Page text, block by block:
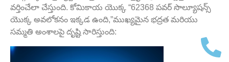
వర్తించేలా చేస్తుంది. కోమికాయ యొక్క “62368 పవర్ సొల్యూషన్స్
యొక్క అవలోకనం ఇక్కడ ఉంది,”ముఖ్యమైన భద్రత మరియు
సమ్మతి అంశాలపై దృష్టి సారిస్తుంది: